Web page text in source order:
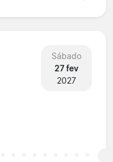
Sábado
27 fev
2027